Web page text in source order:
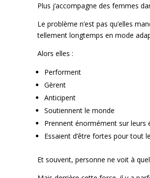
Plus j’accompagne des femmes
Le problème n’est pas qu’elles
tellement longtemps en mode
Alors elles :
Performent
Gèrent
Anticipent
Soutiennent le monde
Prennent énormément sur leurs
Essaient d’être fortes pour tout
Et souvent, personne ne voit à